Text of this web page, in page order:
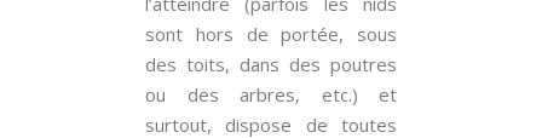
sont hors de portée, sous
des toits, dans des poutres
ou des arbres, etc.) et
surtout, dispose de toutes